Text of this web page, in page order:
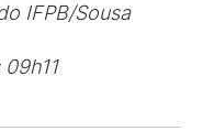
IFPB/Sousa